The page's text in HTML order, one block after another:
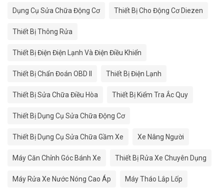
Dụng Cụ Sửa Chữa Động Cơ Thiết Bị Cho Động Cơ Diezen
Thiết Bị Thông Rửa
Thiết Bị Điện Điện Lạnh Và Điện Điều Khiển
Thiết Bị Chẩn Đoán OBD II Thiết Bị Điện Lạnh
Thiết Bị Sửa Chữa Điều Hòa Thiết Bị Kiểm Tra Ắc Quy
Thiết Bị Dụng Cụ Sửa Chữa Động Cơ
Thiết Bị Dụng Cụ Sửa Chữa Gầm Xe Xe Nâng Người
Máy Căn Chỉnh Góc Bánh Xe Thiết Bị Rửa Xe Chuyên Dụng
Máy Rửa Xe Nước Nóng Cao Áp Máy Tháo Lắp Lốp